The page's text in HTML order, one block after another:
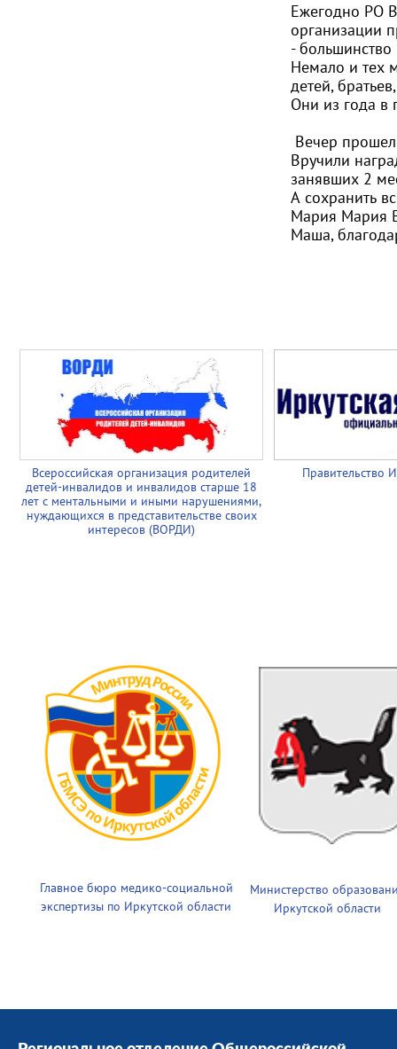
Ежегодно РО
организации
-
Немало и тех
детей,
Они из года в
Вечер
Вручили
занявших 2
А сохранить
Мария Мария
Маша,
Всероссийская организация родителей
детей-инвалидов и инвалидов старше 18
лет с ментальными и иными нарушениями,
нуждающихся в представительстве своих
интересов (ВОРДИ)
Правительство
Главное бюро медико-социальной
экспертизы по Иркутской области
Министерство
Иркутской области